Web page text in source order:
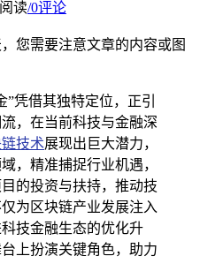
读/0评论
您需要注意文章的内容或图
凭借其独特定位，正引
，在当前科技与金融深
链技术展现出巨大潜力，
，精准捕捉行业机遇，
的投资与扶持，推动技
为区块链产业发展注入
技金融生态的优化升
上扮演关键角色，助力